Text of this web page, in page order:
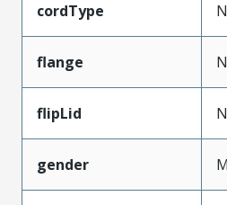
cordType
flange
flipLid
gender